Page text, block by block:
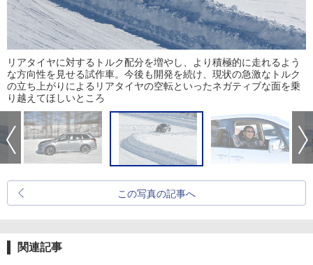
リアタイヤに対するトルク配分を増やし、より積極的に走れるよう
な方向性を見せる試作車。今後も開発を続け、現状の急激なトルク
の立ち上がりによるリアタイヤの空転といったネガティブな面を乗
り越えてほしいところ
この写真の記事へ
関連記事